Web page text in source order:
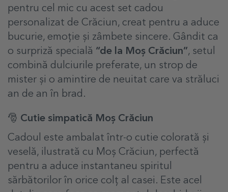
pentru cel mic cu acest set cadou
personalizat de Crăciun, creat pentru a aduce
bucurie, emoție și zâmbete sincere. Gândit ca
o surpriză specială “de la Moș Crăciun”, setul
combină dulciurile preferate, un strop de
mister și o amintire de neuitat care va străluci
an de an în brad.
🎅 Cutie simpatică Moș Crăciun
Cadoul este ambalat într-o cutie colorată și
veselă, ilustrată cu Moș Crăciun, perfectă
pentru a aduce instantaneu spiritul
sărbătorilor în orice colț al casei. Este acel